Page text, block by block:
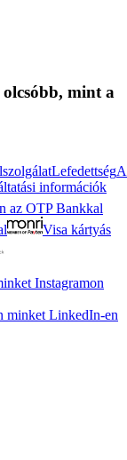
mint a
Lefedettség
információk
az OTP Bankkal
Visa kártyás
Instagramon
minket LinkedIn-en